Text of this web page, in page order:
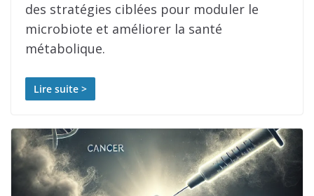
des stratégies ciblées pour moduler le
microbiote et améliorer la santé
métabolique.
Lire suite >